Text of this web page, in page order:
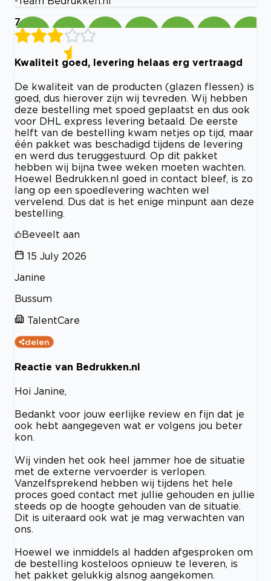
7
Kwaliteit goed, levering helaas erg vertraagd
De kwaliteit van de producten (glazen flessen) is
goed, dus hierover zijn wij tevreden. Wij hebben
deze bestelling met spoed geplaatst en dus ook
voor DHL express levering betaald. De eerste
helft van de bestelling kwam netjes op tijd, maar
één pakket was beschadigd tijdens de levering
en werd dus teruggestuurd. Op dit pakket
hebben wij bijna twee weken moeten wachten.
Hoewel Bedrukken.nl goed in contact bleef, is zo
lang op een spoedlevering wachten wel
vervelend. Dus dat is het enige minpunt aan deze
bestelling.
Beveelt aan
15 July 2026
Janine
Bussum
TalentCare
delen
Reactie van Bedrukken.nl
Hoi Janine,
Bedankt voor jouw eerlijke review en fijn dat je
ook hebt aangegeven wat er volgens jou beter
kon.
Wij vinden het ook heel jammer hoe de situatie
met de externe vervoerder is verlopen.
Vanzelfsprekend hebben wij tijdens het hele
proces goed contact met jullie gehouden en jullie
steeds op de hoogte gehouden van de situatie.
Dit is uiteraard ook wat je mag verwachten van
ons.
Hoewel we inmiddels al hadden afgesproken om
de bestelling kosteloos opnieuw te leveren, is
het pakket gelukkig alsnog aangekomen.